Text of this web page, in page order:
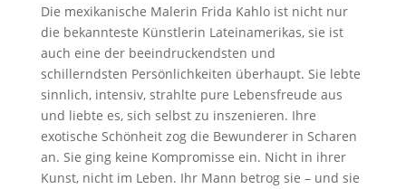
Die mexikanische Malerin Frida Kahlo ist nicht nur
die bekannteste Künstlerin Lateinamerikas, sie ist
auch eine der beeindruckendsten und
schillerndsten Persönlichkeiten überhaupt. Sie lebte
sinnlich, intensiv, strahlte pure Lebensfreude aus
und liebte es, sich selbst zu inszenieren. Ihre
exotische Schönheit zog die Bewunderer in Scharen
an. Sie ging keine Kompromisse ein. Nicht in ihrer
Kunst, nicht im Leben. Ihr Mann betrog sie – und sie